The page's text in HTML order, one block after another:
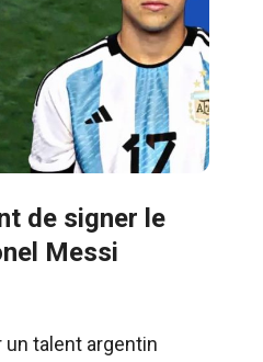
de signer le
Messi
un talent argentin